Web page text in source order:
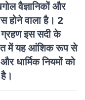
वैज्ञानिकों और
होने वाला है। 2
इस सदी के
में यह आंशिक रूप से
धार्मिक नियमों को